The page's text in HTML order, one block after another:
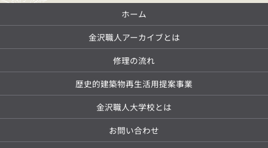
ホーム
金沢職人アーカイブとは
修理の流れ
歴史的建築物再生活用提案事業
金沢職人大学校とは
お問い合わせ